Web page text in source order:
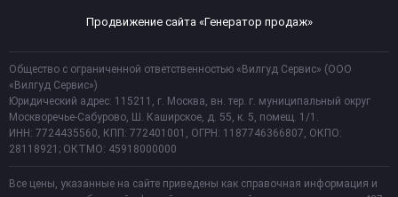
Продвижение сайта «Генератор продаж»
Общество с ограниченной ответственностью «Вилгуд Сервис» (ООО
«Вилгуд Сервис»)
Юридический адрес: 115211, г. Москва, вн. тер. г. муниципальный округ
Москворечье-Сабурово, Ш. Каширское, д. 55, к. 5, помещ. 1/1.
ИНН: 7724435560, КПП: 772401001, ОГРН: 1187746366807, ОКПО:
28118921; ОКТМО: 45918000000
Все цены, указанные на сайте приведены как справочная информация и